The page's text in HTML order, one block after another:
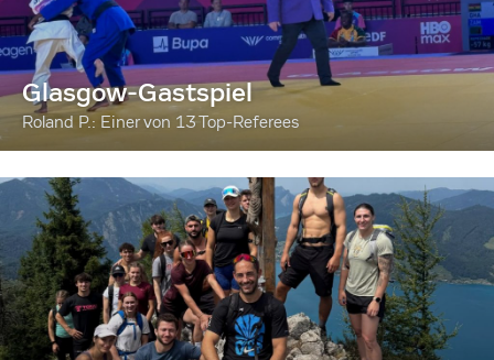
Glasgow-Gastspiel
Roland P.: Einer von 13 Top-Referees